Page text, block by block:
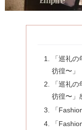
「巡礼
彷徨〜」
「巡礼
彷徨〜」
「
「